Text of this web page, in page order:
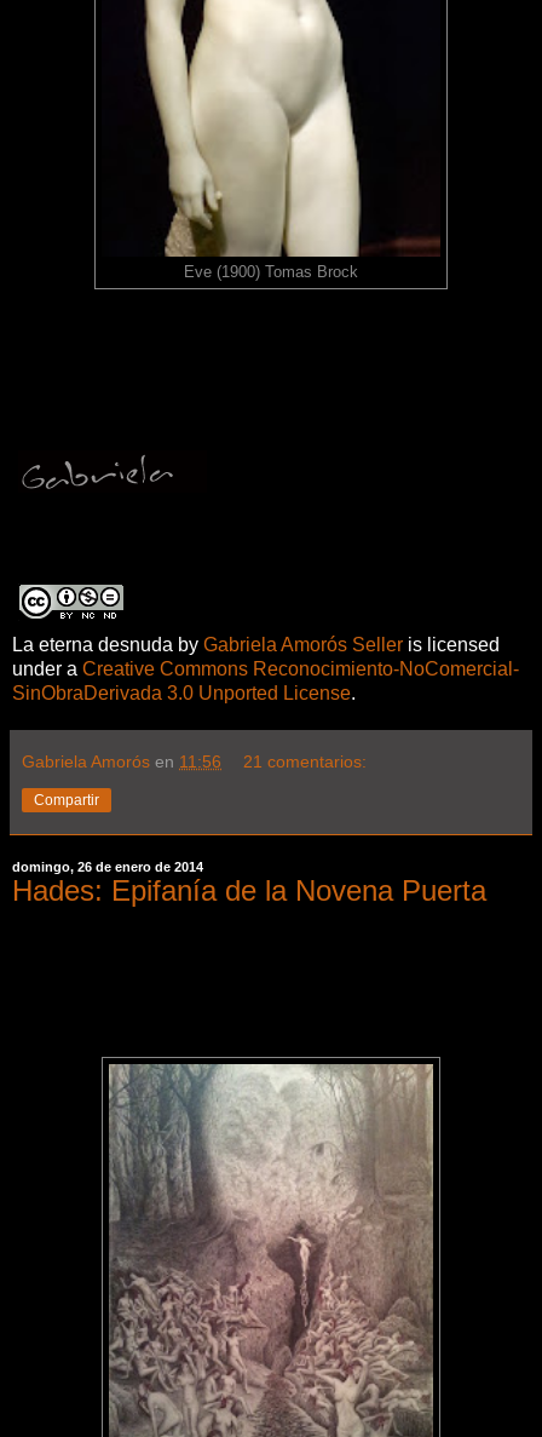
Eve (1900) Tomas Brock
La eterna desnuda by Gabriela Amorós Seller is licensed
under a Creative Commons Reconocimiento-NoComercial-
SinObraDerivada 3.0 Unported License.
Gabriela Amorós en 11:56 21 comentarios:
Compartir
domingo, 26 de enero de 2014
Hades: Epifanía de la Novena Puerta